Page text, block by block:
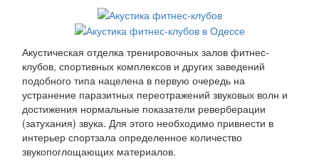
Акустическая отделка тренировочных залов фитнес-
клубов, спортивных комплексов и других заведений
подобного типа нацелена в первую очередь на
устранение паразитных переотражений звуковых волн и
достижения нормальные показатели реверберации
(затухания) звука. Для этого необходимо привнести в
интерьер спортзала определенное количество
звукопоглощающих материалов.